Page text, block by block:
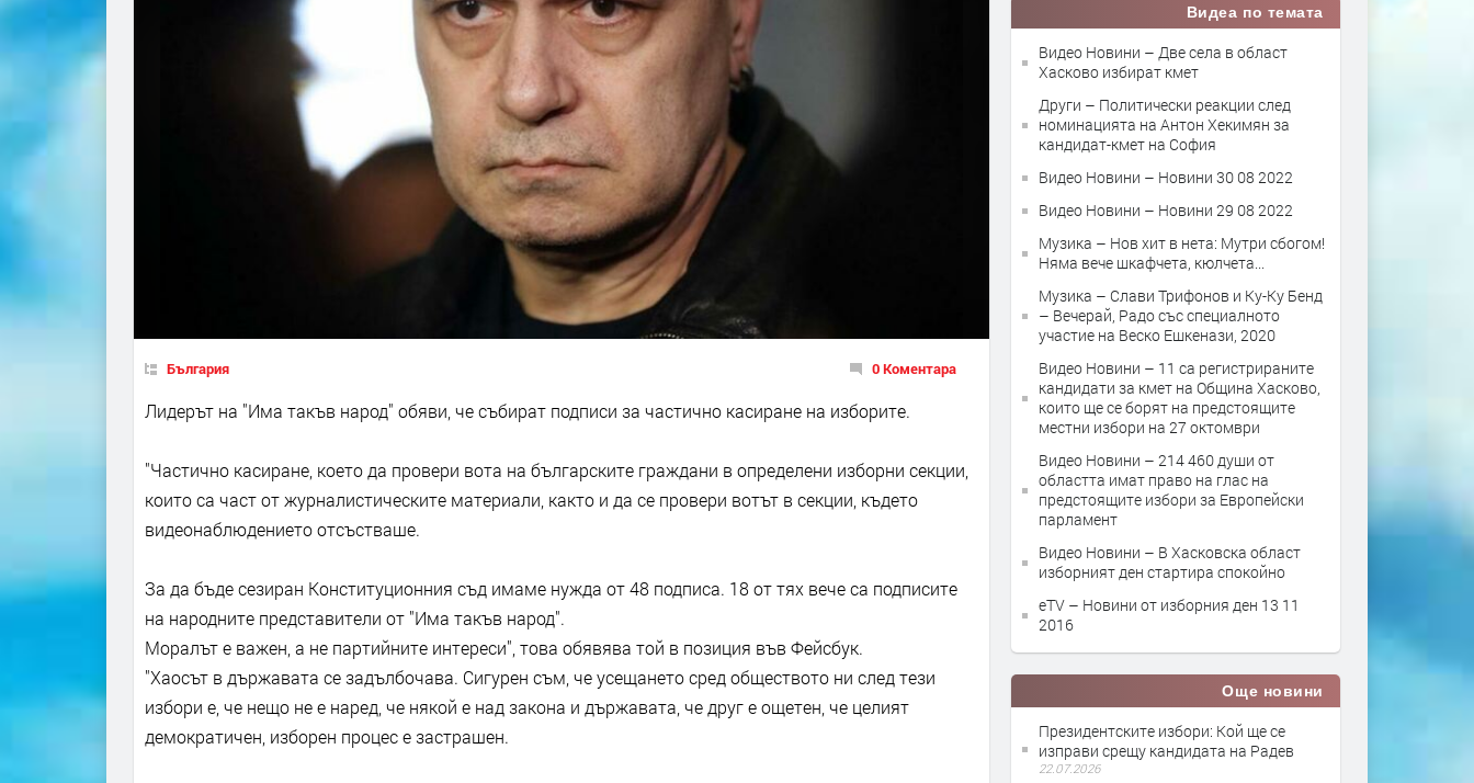
България 0 Коментара
Лидерът на "Има такъв народ" обяви, че събират подписи за частично касиране на изборите.
"Частично касиране, което да провери вота на българските граждани в определени изборни секции,
които са част от журналистическите материали, както и да се провери вотът в секции, където
видеонаблюдението отсъстваше.
За да бъде сезиран Конституционния съд имаме нужда от 48 подписа. 18 от тях вече са подписите
на народните представители от "Има такъв народ".
Моралът е важен, а не партийните интереси", това обявява той в позиция във Фейсбук.
"Хаосът в държавата се задълбочава. Сигурен съм, че усещането сред обществото ни след тези
избори е, че нещо не е наред, че някой е над закона и държавата, че друг е ощетен, че целият
демократичен, изборен процес е застрашен.
Видеа по темата
Видео Новини – Две села в област
Хасково избират кмет
Други – Политически реакции след
номинацията на Антон Хекимян за
кандидат-кмет на София
Видео Новини – Новини 30 08 2022
Видео Новини – Новини 29 08 2022
Музика – Нов хит в нета: Мутри сбогом!
Няма вече шкафчета, кюлчета...
Музика – Слави Трифонов и Ку-Ку Бенд
– Вечерай, Радо със специалното
участие на Веско Ешкенази, 2020
Видео Новини – 11 са регистрираните
кандидати за кмет на Община Хасково,
които ще се борят на предстоящите
местни избори на 27 октомври
Видео Новини – 214 460 души от
областта имат право на глас на
предстоящите избори за Европейски
парламент
Видео Новини – В Хасковска област
изборният ден стартира спокойно
eTV – Новини от изборния ден 13 11
2016
Още новини
Президентските избори: Кой ще се
изправи срещу кандидата на Радев
22.07.2026